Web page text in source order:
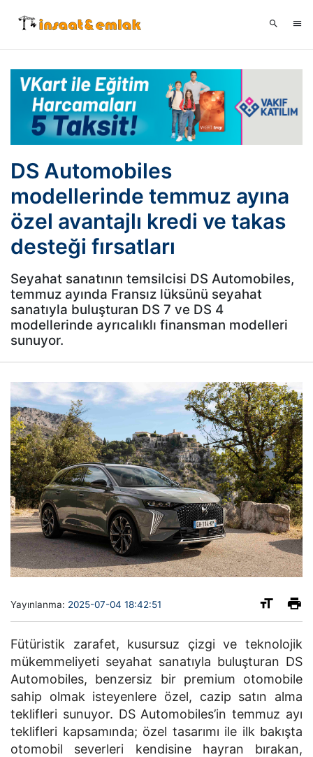
DS Automobiles
modellerinde temmuz ayına
özel avantajlı kredi ve takas
desteği fırsatları
Seyahat sanatının temsilcisi DS Automobiles,
temmuz ayında Fransız lüksünü seyahat
sanatıyla buluşturan DS 7 ve DS 4
modellerinde ayrıcalıklı finansman modelleri
sunuyor.
Yayınlanma: 2025-07-04 18:42:51
Fütüristik zarafet, kusursuz çizgi ve teknolojik
mükemmeliyeti seyahat sanatıyla buluşturan DS
Automobiles, benzersiz bir premium otomobile
sahip olmak isteyenlere özel, cazip satın alma
teklifleri sunuyor. DS Automobiles’in temmuz ayı
teklifleri kapsamında; özel tasarımı ile ilk bakışta
otomobil severleri kendisine hayran bırakan,